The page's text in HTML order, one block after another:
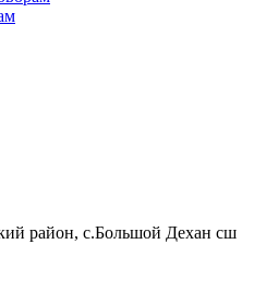
район, с.Большой Дехан сш